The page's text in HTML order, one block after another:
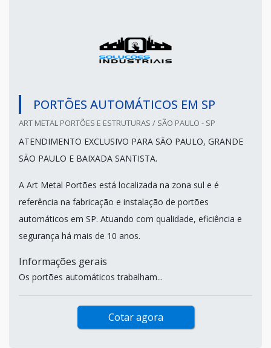
PORTÕES AUTOMÁTICOS EM SP
ART METAL PORTÕES E ESTRUTURAS / SÃO PAULO - SP
ATENDIMENTO EXCLUSIVO PARA SÃO PAULO, GRANDE
SÃO PAULO E BAIXADA SANTISTA.
A Art Metal Portões está localizada na zona sul e é
referência na fabricação e instalação de portões
automáticos em SP. Atuando com qualidade, eficiência e
segurança há mais de 10 anos.
Informações gerais
Os portões automáticos trabalham...
Cotar agora